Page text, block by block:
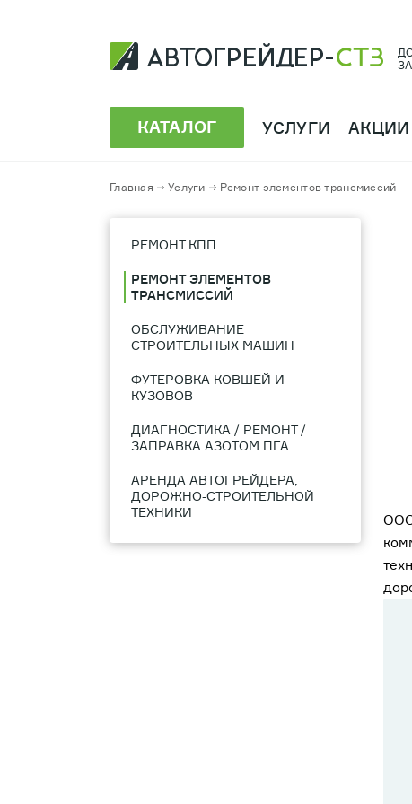
КАТАЛОГ УСЛУГИ АКЦИИ
Главная Услуги Ремонт элементов трансмиссий
РЕМОНТ КПП
РЕМОНТ ЭЛЕМЕНТОВ
ТРАНСМИССИЙ
ОБСЛУЖИВАНИЕ
СТРОИТЕЛЬНЫХ МАШИН
ФУТЕРОВКА КОВШЕЙ И
КУЗОВОВ
ДИАГНОСТИКА / РЕМОНТ /
ЗАПРАВКА АЗОТОМ ПГА
АРЕНДА АВТОГРЕЙДЕРА,
ДОРОЖНО-СТРОИТЕЛЬНОЙ
ТЕХНИКИ
ООО